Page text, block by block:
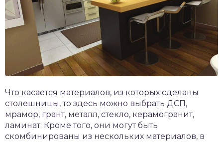
Что касается материалов, из которых сделаны
столешницы, то здесь можно выбрать ДСП,
мрамор, грант, металл, стекло, керамогранит,
ламинат. Кроме того, они могут быть
скомбинированы из нескольких материалов, в